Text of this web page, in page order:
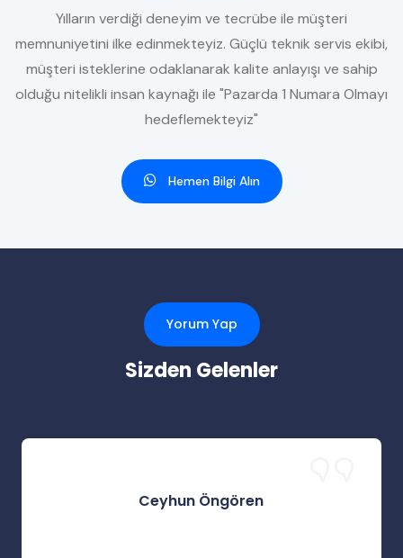
Yılların verdiği deneyim ve tecrübe ile müşteri
memnuniyetini ilke edinmekteyiz. Güçlü teknik servis ekibi,
müşteri isteklerine odaklanarak kalite anlayışı ve sahip
olduğu nitelikli insan kaynağı ile "Pazarda 1 Numara Olmayı
hedeflemekteyiz"
Hemen Bilgi Alın
Yorum Yap
Sizden Gelenler
Ceyhun Öngören